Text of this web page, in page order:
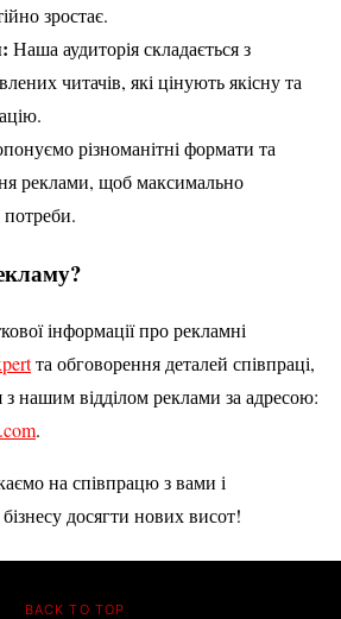
зростає.
Наша аудиторія складається з
читачів, які цінують якісну та
різноманітні формати та
реклами, щоб максимально
інформації про рекламні
та обговорення деталей співпраці,
з нашим відділом реклами за адресою:
.
на співпрацю з вами і
досягти нових висот!
BACK TO TOP